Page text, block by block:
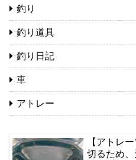
釣り
釣り道具
釣り日記
車
アトレー
【アトレ
切るため